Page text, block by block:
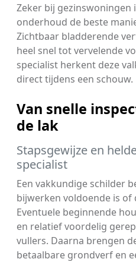
Zeker bij gezinswoningen
onderhoud de beste
Zichtbaar bladderende
heel snel tot vervelende
specialist herkent deze
direct tijdens een schouw.
Van snelle
de lak
Stapsgewijze en
specialist
Een vakkundige schilder
bijwerken voldoende is of
Eventuele beginnende
en relatief voordelig
vullers. Daarna brengen
betaalbare grondverf en